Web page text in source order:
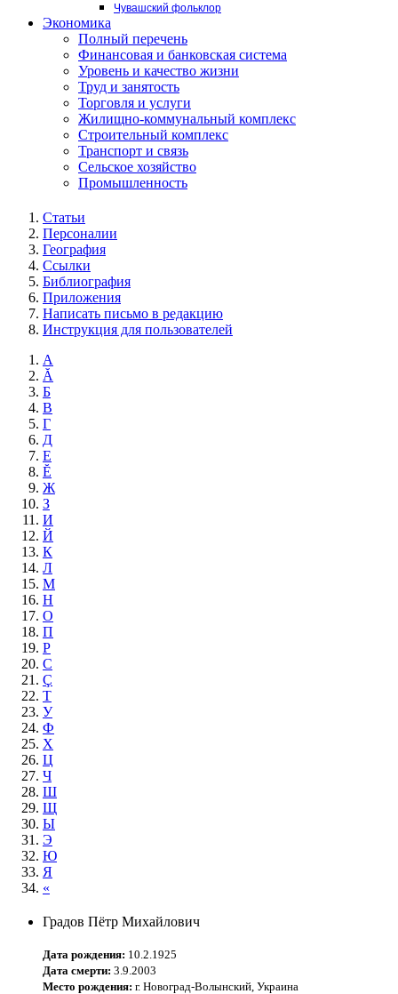
Чувашский фольклор
Экономика
Полный перечень
Финансовая и банковская система
Уровень и качество жизни
Труд и занятость
Торговля и услуги
Жилищно-коммунальный комплекс
Строительный комплекс
Транспорт и связь
Сельское хозяйство
Промышленность
Статьи
Персоналии
География
Ссылки
Библиография
Приложения
Написать письмо в редакцию
Инструкция для пользователей
А
Ă
Б
В
Г
Д
Е
Ĕ
Ж
З
И
Й
К
Л
М
Н
О
П
Р
С
Ç
Т
У
Ф
Х
Ц
Ч
Ш
Щ
Ы
Э
Ю
Я
«
Градов Пётр Михайлович
Дата рождения: 10.2.1925
Дата смерти: 3.9.2003
Место рождения: г. Новоград-Волынский, Украина